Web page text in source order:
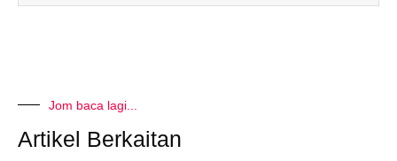
Jom baca lagi...
Artikel Berkaitan